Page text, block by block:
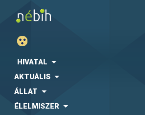
HIVATAL
AKTUÁLIS
ÁLLAT
ÉLELMISZER